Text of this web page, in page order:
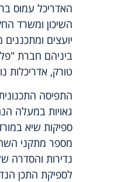
האדריכל עמוס
השיכון ומשרד
יועצים ומתכננים
ביניהם חברת
טורק, אדריכלות
התפיסה
גאויות במעלה
ספיקות שיא
מספר מתקני
נדירות והסדרה
לספיקת התכן